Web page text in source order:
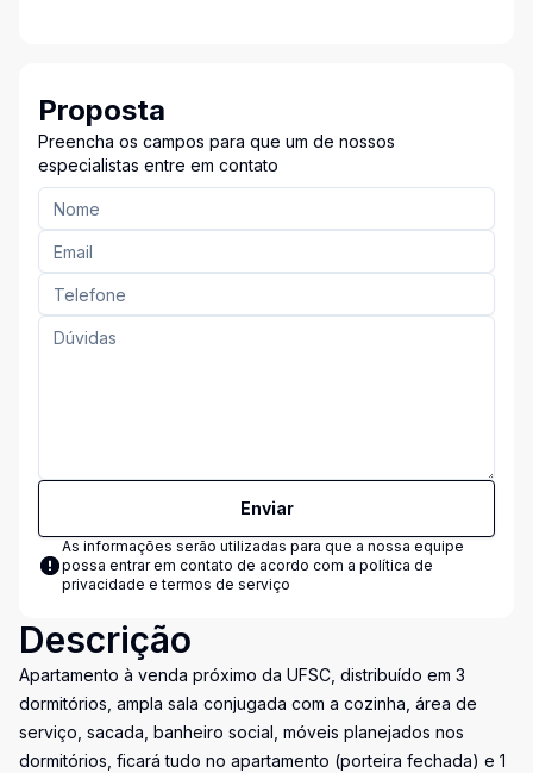
Proposta
Preencha os campos para que um de nossos
especialistas entre em contato
Enviar
As informações serão utilizadas para que a nossa equipe
possa entrar em contato de acordo com a política de
privacidade e termos de serviço
Descrição
Apartamento à venda próximo da UFSC, distribuído em 3
dormitórios, ampla sala conjugada com a cozinha, área de
serviço, sacada, banheiro social, móveis planejados nos
dormitórios, ficará tudo no apartamento (porteira fechada) e 1